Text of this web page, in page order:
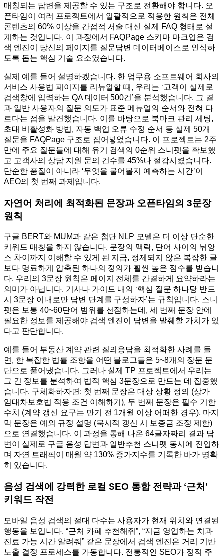
매칭되는 답변을 제공할 수 있는 구조로 전환해야 합니다. 오
픈타임이 여러 프로젝트에서 일괄적으로 적용한 원칙은 전체
콘텐츠의 60% 이상을 간접적 서술 대신 실제 FAQ 형태로 설
계하는 것입니다. 이 과정에서 FAQPage 스키마 마크업은 검
색 엔진이 당신의 페이지를 질문답변 데이터베이스로 인식하
도록 돕는 핵심 기술 요소였습니다.
실제 예를 들어 설명하겠습니다. 한 업무용 소프트웨어 회사의
서비스 사용법 페이지를 리뉴얼할 때, 우리는 ‘고객이 실제로
검색창에 입력하는 QA 데이터 500건’을 분석했습니다. 그 결
과 일반 사용자의 질문 의도가 표준 메뉴얼의 순서와 전혀 다
르다는 점을 발견했습니다. 이를 바탕으로 북마크 관리 세팅,
초대 비활성화 방법, 자동 백업 오류 수정 순서 등 실제 50개
질문을 FAQPage 구조로 집어넣었습니다. 이 프로젝트는 2주
만에 주요 질문들에 대해 유기 검색의 0순위 스니펫을 확보했
고 고객사의 상담 지원 문의 건수를 45%나 절감시켰습니다.
단순한 품질이 아니라 ‘무엇을 물어볼지 예측하는 시간’이
AEO의 첫 번째 과제입니다.
자연어 처리에 최적화된 문장과 오픈타임의 3문장
원칙
구글 BERT와 MUM과 같은 첨단 NLP 모델은 더 이상 단순한
키워드 매칭을 하지 않습니다. 문장의 맥락, 단어 사이의 뉘앙
스 차이까지 이해할 수 있게 된 지금, 정제되지 않은 복잡한 글
보다 명료하게 압축된 하나의 정의가 훨씬 높은 점수를 받습니
다. 우리의 3문장 원칙은 페이지 전체를 간결하게 요약하라는
의미가 아닙니다. 기사나 가이드 내의 ‘핵심 질문 하나당 반드
시 3문장 이내로만 답변 단계를 구성하자’는 규칙입니다. 스니
펫은 보통 40~60단어 범위를 선점하는데, 세 번째 문장 안에
필요한 정보를 제공해야 검색 엔진이 답변을 발췌할 가치가 있
다고 판단합니다.
예를 들어 부동산 계약 관련 질의응답을 최적화한 사례를 들
면, 한 복잡한 법률 조항을 어떤 블로그들은 5~8개의 장문 문
단으로 풀어냈습니다. 그러나 실제 TP 프로젝트에서 우리는
그 긴 정보를 분석하여 법적 핵심 3문장으로 만드는 데 집중했
습니다. 구체화하자면: 첫 번째 문장은 대상 상황 정의 (상가
임대차보호법 적용 조건 이해하기), 두 번째 문장은 필수 기한
수치 (계약 갱신 요구는 만기 전 1개월 이상 어떠한 경우), 마지
막 문장은 예외 규정 설명 (묵시적 갱신 시 보증금 조정 제한)
으로 연결했습니다. 이 과정을 통해 나온 64글자짜리 결과 답
변이 실제로 구글 음성 답변과 일반추천 스니펫 동시에 진입하
며 자연 트래픽이 매월 약 130% 증가지수를 기록한 바가 명확
히 있습니다.
음성 검색에 강력한 로컬 SEO 통합 전략과 ‘근처’
키워드 작전
모바일 음성 검색의 절대 다수는 사용자가 현재 위치와 연결된
행동을 보입니다. “근처 카페 추천해줘”, “지금 영업하는 치과
진료 가능 시간 알려줘” 같은 문장에서 검색 엔진은 거리 기반
노출 결정 프로세스를 가동합니다. 전통적인 SEO가 정적 주